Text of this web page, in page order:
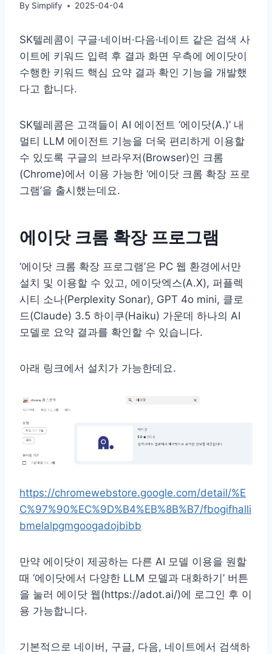
By Simplify 2025-04-04
SK텔레콤이 구글·네이버·다음·네이트 같은 검색 사
이트에 키워드 입력 후 결과 화면 우측에 에이닷이
수행한 키워드 핵심 요약 결과 확인 기능을 개발했
다고 합니다.
SK텔레콤은 고객들이 AI 에이전트 ‘에이닷(A.)’ 내
멀티 LLM 에이전트 기능을 더욱 편리하게 이용할
수 있도록 구글의 브라우저(Browser)인 크롬
(Chrome)에서 이용 가능한 ‘에이닷 크롬 확장 프로
그램’을 출시했는데요.
에이닷 크롬 확장 프로그램
‘에이닷 크롬 확장 프로그램’은 PC 웹 환경에서만
설치 및 이용할 수 있고, 에이닷엑스(A.X), 퍼플렉
시티 소나(Perplexity Sonar), GPT 4o mini, 클로
드(Claude) 3.5 하이쿠(Haiku) 가운데 하나의 AI
모델로 요약 결과를 확인할 수 있습니다.
아래 링크에서 설치가 가능한데요.
https://chromewebstore.google.com/detail/%E
C%97%90%EC%9D%B4%EB%8B%B7/fbogifhalli
bmelalpgmgoogadojbibb
만약 에이닷이 제공하는 다른 AI 모델 이용을 원할
때 ‘에이닷에서 다양한 LLM 모델과 대화하기’ 버튼
을 눌러 에이닷 웹(https://adot.ai/)에 로그인 후 이
용 가능합니다.
기본적으로 네이버, 구글, 다음, 네이트에서 검색하